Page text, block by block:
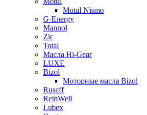
Motul Nismo
G-Energy
Mannol
Zic
Total
Масла Hi-Gear
LUXE
Bizol
Моторные масла Bizol
Ruseff
ReinWell
Lubex